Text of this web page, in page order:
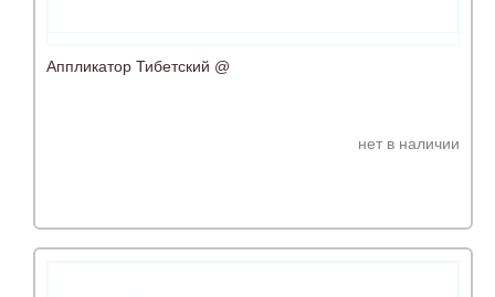
Аппликатор Тибетский @
нет в наличии